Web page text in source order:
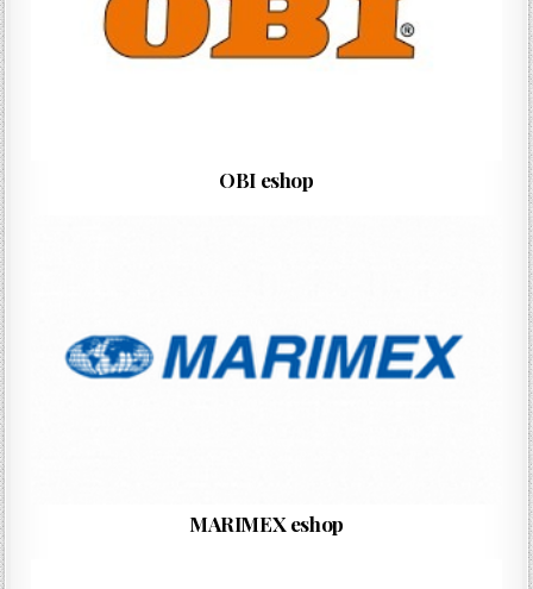
OBI eshop
MARIMEX eshop